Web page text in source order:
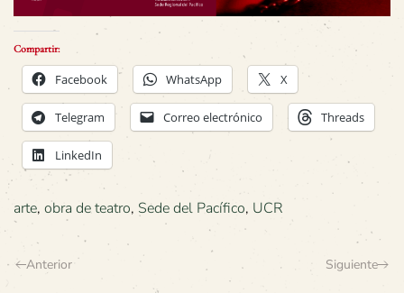
Compartir:
Facebook WhatsApp X
Telegram Correo electrónico Threads
LinkedIn
arte, obra de teatro, Sede del Pacífico, UCR
Anterior Siguiente